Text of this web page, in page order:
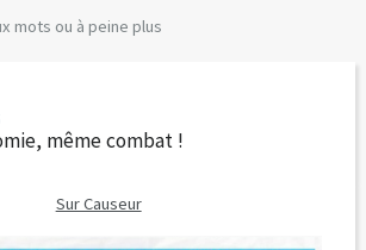
mots ou à peine plus
même combat !
Sur Causeur